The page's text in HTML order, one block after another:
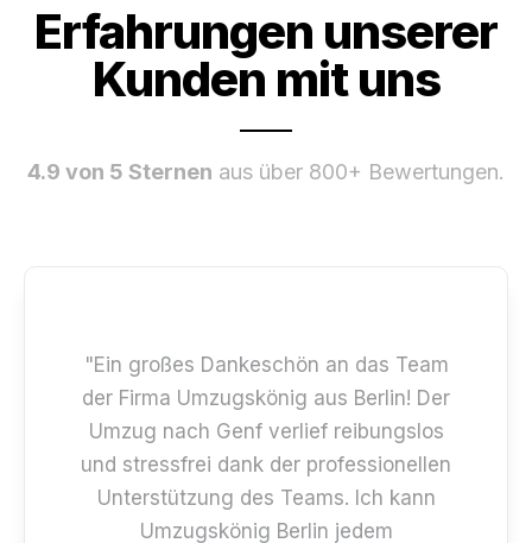
Erfahrungen unserer
Kunden mit uns
4.9 von 5 Sternen aus über 800+ Bewertungen.
"Ein großes Dankeschön an das Team
der Firma Umzugskönig aus Berlin! Der
Umzug nach Genf verlief reibungslos
und stressfrei dank der professionellen
Unterstützung des Teams. Ich kann
Umzugskönig Berlin jedem